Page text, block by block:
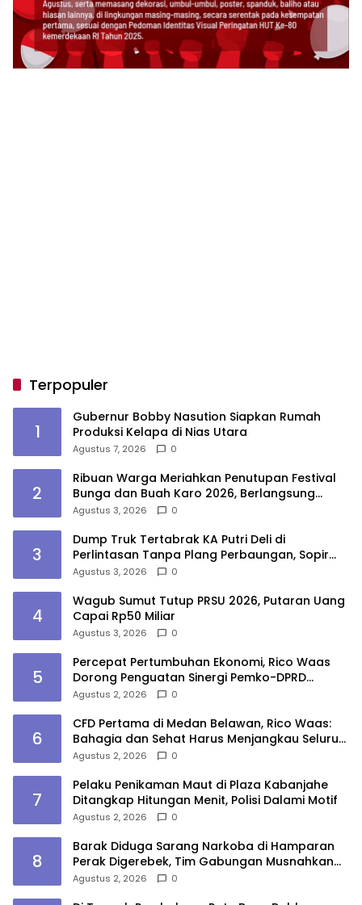
Terpopuler
1
Gubernur Bobby Nasution Siapkan Rumah
Produksi Kelapa di Nias Utara
Agustus 7, 2026 0
2
Ribuan Warga Meriahkan Penutupan Festival
Bunga dan Buah Karo 2026, Berlangsung
Aman di Bawah Pengamanan Gabungan
Agustus 3, 2026 0
3
Dump Truk Tertabrak KA Putri Deli di
Perlintasan Tanpa Plang Perbaungan, Sopir
Tewas
Agustus 3, 2026 0
4
Wagub Sumut Tutup PRSU 2026, Putaran Uang
Capai Rp50 Miliar
Agustus 3, 2026 0
5
Percepat Pertumbuhan Ekonomi, Rico Waas
Dorong Penguatan Sinergi Pemko-DPRD
Medan
Agustus 2, 2026 0
6
CFD Pertama di Medan Belawan, Rico Waas:
Bahagia dan Sehat Harus Menjangkau Seluruh
Sudut Kota Medan
Agustus 2, 2026 0
7
Pelaku Penikaman Maut di Plaza Kabanjahe
Ditangkap Hitungan Menit, Polisi Dalami Motif
Agustus 2, 2026 0
8
Barak Diduga Sarang Narkoba di Hamparan
Perak Digerebek, Tim Gabungan Musnahkan
Lokasi
Agustus 2, 2026 0